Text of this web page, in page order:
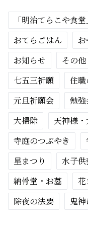
「明治てらこや食
おてらごはん
お知らせ
その他
七五三祈願
住職
元旦祈願会
勉
大掃除
天神様
寺庭のつぶやき
星まつり
水子供
納骨堂・お墓
花
除夜の法要
鬼